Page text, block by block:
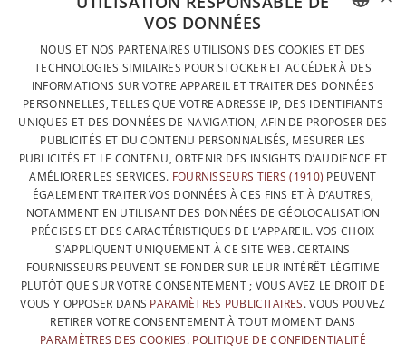
DESIGNÉ ET FABRIQUÉ INTÉGRALEMENT EN BELGIQUE
CONTACTEZ-NOUS
PROTECTION DES DONNÉES
CONDITIONS GÉNÉRALES DE VENTE
SITEMAP
FRENCH
DUTCH
ENGLISH
VOS DONNÉES
NOUS ET NOS PARTENAIRES UTILISONS DES COOKIES ET DES
TECHNOLOGIES SIMILAIRES POUR STOCKER ET ACCÉDER À DES
INFORMATIONS SUR VOTRE APPAREIL ET TRAITER DES DONNÉES
PERSONNELLES, TELLES QUE VOTRE ADRESSE IP, DES IDENTIFIANTS
UNIQUES ET DES DONNÉES DE NAVIGATION, AFIN DE PROPOSER DES
PUBLICITÉS ET DU CONTENU PERSONNALISÉS, MESURER LES
PUBLICITÉS ET LE CONTENU, OBTENIR DES INSIGHTS D’AUDIENCE ET
AMÉLIORER LES SERVICES. FOURNISSEURS TIERS (1910) PEUVENT
ÉGALEMENT TRAITER VOS DONNÉES À CES FINS ET À D’AUTRES,
NOTAMMENT EN UTILISANT DES DONNÉES DE GÉOLOCALISATION
PRÉCISES ET DES CARACTÉRISTIQUES DE L’APPAREIL. VOS CHOIX
S’APPLIQUENT UNIQUEMENT À CE SITE WEB. CERTAINS
FOURNISSEURS PEUVENT SE FONDER SUR LEUR INTÉRÊT LÉGITIME
PLUTÔT QUE SUR VOTRE CONSENTEMENT ; VOUS AVEZ LE DROIT DE
VOUS Y OPPOSER DANS PARAMÈTRES PUBLICITAIRES. VOUS POUVEZ
RETIRER VOTRE CONSENTEMENT À TOUT MOMENT DANS
PARAMÈTRES DES COOKIES. POLITIQUE DE CONFIDENTIALITÉ